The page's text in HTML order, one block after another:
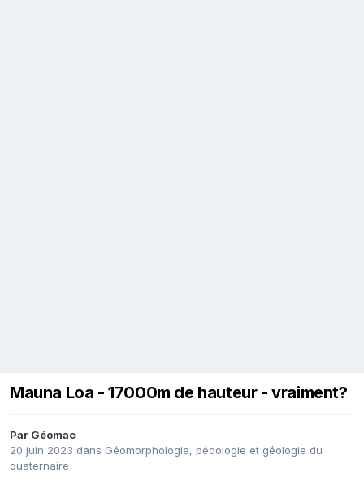
Mauna Loa - 17000m de hauteur - vraiment?
Par Géomac
20 juin 2023 dans Géomorphologie, pédologie et géologie du
quaternaire